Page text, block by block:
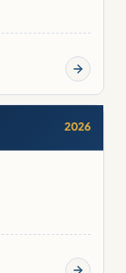
2026